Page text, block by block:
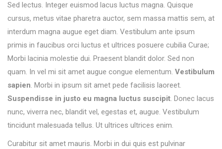
Sed lectus. Integer euismod lacus luctus magna. Quisque
cursus, metus vitae pharetra auctor, sem massa mattis sem, at
interdum magna augue eget diam. Vestibulum ante ipsum
primis in faucibus orci luctus et ultrices posuere cubilia Curae;
Morbi lacinia molestie dui. Praesent blandit dolor. Sed non
quam. In vel mi sit amet augue congue elementum. Vestibulum
sapien. Morbi in ipsum sit amet pede facilisis laoreet.
Suspendisse in justo eu magna luctus suscipit. Donec lacus
nunc, viverra nec, blandit vel, egestas et, augue. Vestibulum
tincidunt malesuada tellus. Ut ultrices ultrices enim.
Curabitur sit amet mauris. Morbi in dui quis est pulvinar